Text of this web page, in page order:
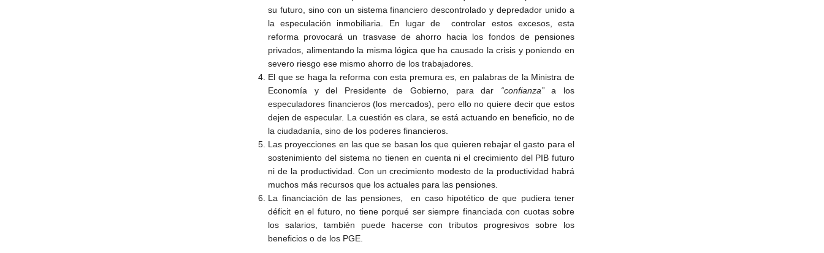
su futuro, sino con un sistema financiero descontrolado y depredador unido a
la especulación inmobiliaria. En lugar de controlar estos excesos, esta
reforma provocará un trasvase de ahorro hacia los fondos de pensiones
privados, alimentando la misma lógica que ha causado la crisis y poniendo en
severo riesgo ese mismo ahorro de los trabajadores.
El que se haga la reforma con esta premura es, en palabras de la Ministra de
Economía y del Presidente de Gobierno, para dar “confianza”a los
especuladores financieros (los mercados), pero ello no quiere decir que estos
dejen de especular. La cuestión es clara, se está actuando en beneficio, no de
la ciudadanía, sino de los poderes financieros.
Las proyecciones en las que se basan los que quieren rebajar el gasto para el
sostenimiento del sistema no tienen en cuenta ni el crecimiento del PIB futuro
ni de la productividad. Con un crecimiento modesto de la productividad habrá
muchos más recursos que los actuales para las pensiones.
La financiación de las pensiones, en caso hipotético de que pudiera tener
déficit en el futuro, no tiene porqué ser siempre financiada con cuotas sobre
los salarios, también puede hacerse con tributos progresivos sobre los
beneficios o de los PGE.